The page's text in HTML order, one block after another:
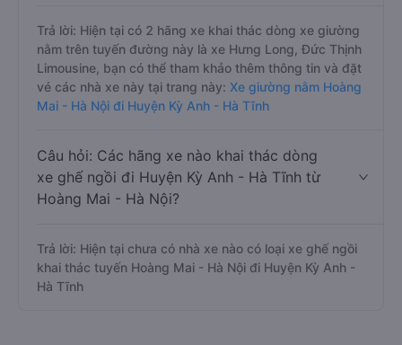
Trả lời: Hiện tại có 2 hãng xe khai thác dòng xe giường
nằm trên tuyến đường này là xe Hưng Long, Đức Thịnh
Limousine, bạn có thể tham khảo thêm thông tin và đặt
vé các nhà xe này tại trang này: Xe giường nằm Hoàng
Mai - Hà Nội đi Huyện Kỳ Anh - Hà Tĩnh
Câu hỏi: Các hãng xe nào khai thác dòng
xe ghế ngồi đi Huyện Kỳ Anh - Hà Tĩnh từ
Hoàng Mai - Hà Nội?
Trả lời: Hiện tại chưa có nhà xe nào có loại xe ghế ngồi
khai thác tuyến Hoàng Mai - Hà Nội đi Huyện Kỳ Anh -
Hà Tĩnh